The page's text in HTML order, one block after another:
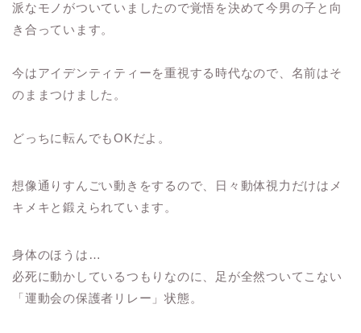
派なモノがついていましたので覚悟を決めて今男の子と向
き合っています。
今はアイデンティティーを重視する時代なので、名前はそ
のままつけました。
どっちに転んでもOKだよ。
想像通りすんごい動きをするので、日々動体視力だけはメ
キメキと鍛えられています。
身体のほうは…
必死に動かしているつもりなのに、足が全然ついてこない
「運動会の保護者リレー」状態。